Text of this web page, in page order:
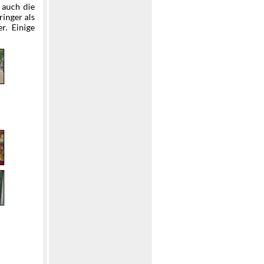
auch die
als
Einige